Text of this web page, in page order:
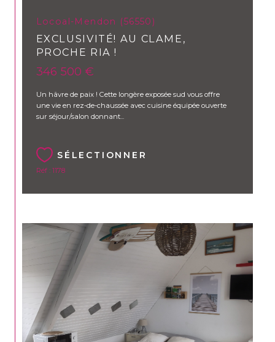
Locoal-Mendon (56550)
EXCLUSIVITÉ! AU CLAME,
PROCHE RIA !
346 500 €
Un hâvre de paix ! Cette longère exposée sud vous offre
une vie en rez-de-chaussée avec cuisine équipée ouverte
sur séjour/salon donnant...
SÉLECTIONNER
Réf : 1178